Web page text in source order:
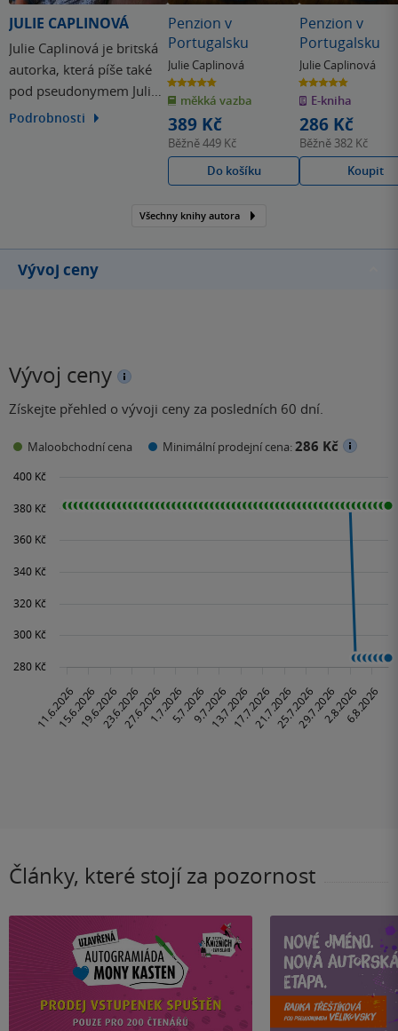
to trvalo jen pár stran. 3/5
JULIE CAPLINOVÁ
Julie Caplinová je britská
autorka, která píše také
pod pseudonymem Julie
Wake a proslula sérií
skvěle připravený gin.
sbírala na…
Podrobnosti
Penzion v
Portugalsku
Julie Caplinová
4.8
z
5
hvězdiček
měkká vazba
389 Kč
Běžně449 Kč
Do košíku
Penzion v
Portugalsku
Julie Caplinová
4.8
z
5
hvězdiček
E-kniha
286 Kč
Běžně 382 Kč
Koupit
Všechny knihy autora
Vývoj ceny
Vývoj ceny
Získejte přehled o vývoji ceny za posledních 60 dní.
Maloobchodní cena Minimální prodejní cena:286 Kč
Články, které stojí za pozornost